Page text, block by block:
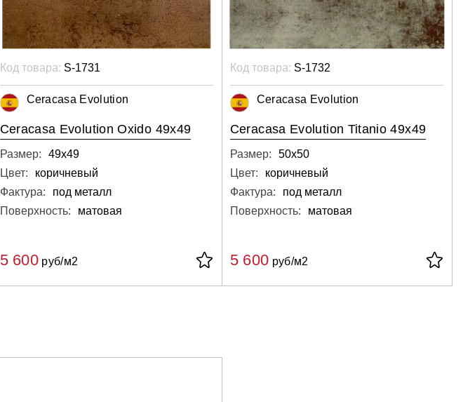
Код товара: S-1731
Ceracasa Evolution
Ceracasa Evolution Oxido 49x49
Размер:
49х49
Цвет:
коричневый
Фактура:
под металл
Поверхность:
матовая
5 600 руб/м2
Код товара: S-1732
Ceracasa Evolution
Ceracasa Evolution Titanio 49x49
Размер:
50х50
Цвет:
коричневый
Фактура:
под металл
Поверхность:
матовая
5 600 руб/м2